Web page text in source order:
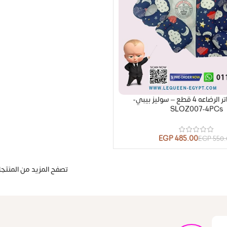
مجموعة ساتر الرضاعه 4 قطع – سوليز بيبي-
SLOZ007-4PCs
EGP
485.00
EGP
تصفح المزيد من